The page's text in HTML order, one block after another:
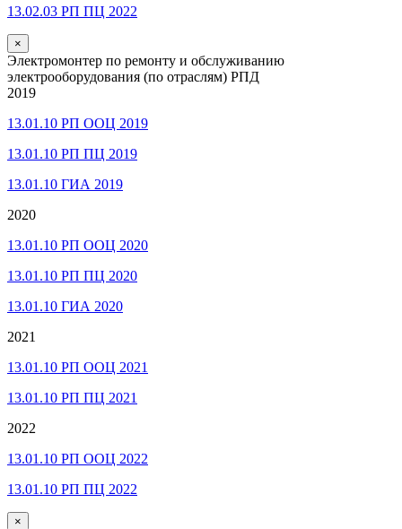
13.02.03 РП ПЦ 2022
×
Электромонтер по ремонту и обслуживанию
электрооборудования (по отраслям) РПД
2019
13.01.10 РП ООЦ 2019
13.01.10 РП ПЦ 2019
13.01.10 ГИА 2019
2020
13.01.10 РП ООЦ 2020
13.01.10 РП ПЦ 2020
13.01.10 ГИА 2020
2021
13.01.10 РП ООЦ 2021
13.01.10 РП ПЦ 2021
2022
13.01.10 РП ООЦ 2022
13.01.10 РП ПЦ 2022
×